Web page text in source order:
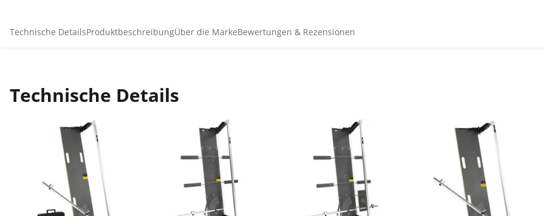
Technische DetailsProduktbeschreibungÜber die MarkeBewertungen & Rezensionen
Technische Details